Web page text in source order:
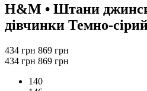
H&M • Штани
дівчинки Темно-
434 грн 869 грн
434 грн 869 грн
140